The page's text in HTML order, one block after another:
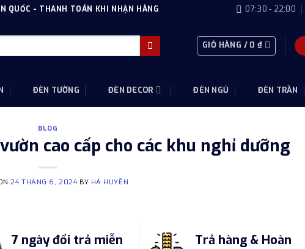
QUỐC - THANH TOÁN KHI NHẬN HÀNG 07:30 - 22:00
GIỎ HÀNG / 0₫
ĐÈN TƯỜNG ĐÈN DECOR ĐÈN NGỦ ĐÈN TRẦN
BLOG
cao cấp cho các khu nghỉ dưỡng
24 THÁNG 6, 2024 BY HÀ HUYỀN
7 ngày đổi trả miễn
Trả hàng & Hoàn